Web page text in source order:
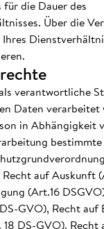
die Dauer des
Über die
verantwortliche
Daten verarbeitet
in Abhängigkeit
auf Auskunft
(Art.16
GVO), Recht
DS-GVO), Recht